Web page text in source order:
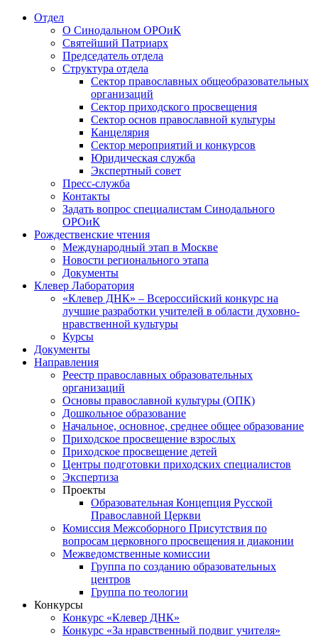
Отдел
О Синодальном ОРОиК
Святейший Патриарх
Председатель отдела
Структура отдела
Сектор православных общеобразовательных
организаций
Сектор приходского просвещения
Сектор основ православной культуры
Канцелярия
Сектор мероприятий и конкурсов
Юридическая служба
Экспертный совет
Пресс-служба
Контакты
Задать вопрос специалистам Синодального
ОРОиК
Рождественские чтения
Международный этап в Москве
Новости регионального этапа
Документы
Клевер Лаборатория
«Клевер ДНК» – Всероссийский конкурс на
лучшие разработки учителей в области духовно-
нравственной культуры
Курсы
Документы
Направления
Реестр православных образовательных
организаций
Основы православной культуры (ОПК)
Дошкольное образование
Начальное, основное, среднее общее образование
Приходское просвещение взрослых
Приходское просвещение детей
Центры подготовки приходских специалистов
Экспертиза
Проекты
Образовательная Концепция Русской
Православной Церкви
Комиссия Межсоборного Присутствия по
вопросам церковного просвещения и диаконии
Межведомственные комиссии
Группа по созданию образовательных
центров
Группа по теологии
Конкурсы
Конкурс «Клевер ДНК»
Конкурс «За нравственный подвиг учителя»